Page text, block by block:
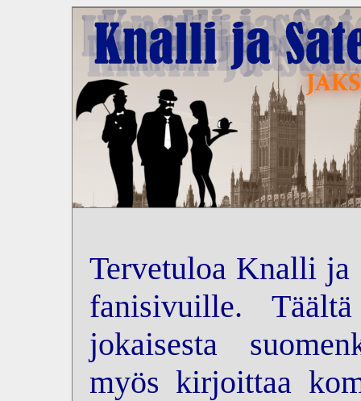
Tervetuloa Knalli ja
fanisivuille.
jokaisesta
myös kirjoittaa